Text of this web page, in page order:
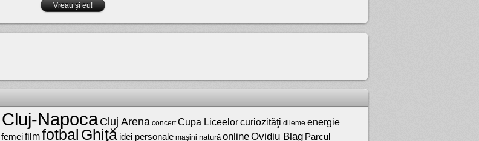
Cluj-Napoca Cluj Arena concert Cupa Liceelorcuriozităţi dileme energie
femeifilmfotbal Ghiţă idei personale maşini natură onlineOvidiu Blag Parcul